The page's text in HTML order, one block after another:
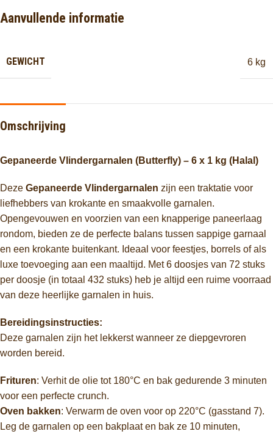
Aanvullende informatie
GEWICHT 6 kg
Omschrijving
Gepaneerde Vlindergarnalen (Butterfly) – 6 x 1 kg (Halal)
Deze Gepaneerde Vlindergarnalen zijn een traktatie voor
liefhebbers van krokante en smaakvolle garnalen.
Opengevouwen en voorzien van een knapperige paneerlaag
rondom, bieden ze de perfecte balans tussen sappige garnaal
en een krokante buitenkant. Ideaal voor feestjes, borrels of als
luxe toevoeging aan een maaltijd. Met 6 doosjes van 72 stuks
per doosje (in totaal 432 stuks) heb je altijd een ruime voorraad
van deze heerlijke garnalen in huis.
Bereidingsinstructies:
Deze garnalen zijn het lekkerst wanneer ze diepgevroren
worden bereid.
Frituren: Verhit de olie tot 180°C en bak gedurende 3 minuten
voor een perfecte crunch.
Oven bakken: Verwarm de oven voor op 220°C (gasstand 7).
Leg de garnalen op een bakplaat en bak ze 10 minuten,